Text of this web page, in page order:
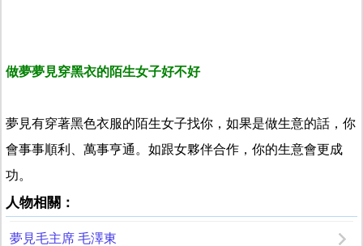
做夢夢見穿黑衣的陌生女子好不好
夢見有穿著黑色衣服的陌生女子找你，如果是做生意的話，你
會事事順利、萬事亨通。如跟女夥伴合作，你的生意會更成
功。
人物相關：
夢見毛主席 毛澤東